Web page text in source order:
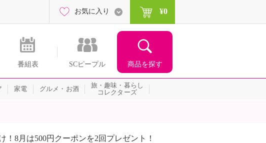
番組表 SCピープル 商品を探す
お気に入り ¥0
家電 グルメ・お酒
旅・趣味・暮らし
コレクターズ
8月は500円クーポンを2回プレゼント！